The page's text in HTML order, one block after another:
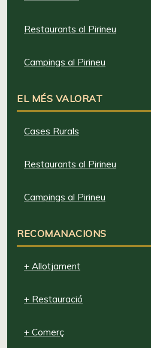
Restaurants al Pirineu
Campings al Pirineu
EL MÉS VALORAT
Cases Rurals
Restaurants al Pirineu
Campings al Pirineu
RECOMANACIONS
+ Allotjament
+ Restauració
+ Comerç